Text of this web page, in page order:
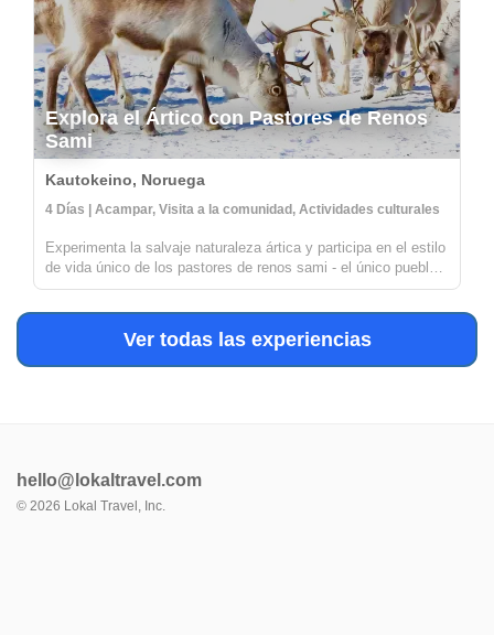
Explora el Ártico con Pastores de Renos
Sami
Kautokeino, Noruega
4 Días | Acampar, Visita a la comunidad, Actividades culturales
Experimenta la salvaje naturaleza ártica y participa en el estilo
de vida único de los pastores de renos sami - el único pueblo
indígena de la Unión Europea. Únete a ellos en actividades
Ver todas las experiencias
hello@lokaltravel.com
© 2026 Lokal Travel, Inc.